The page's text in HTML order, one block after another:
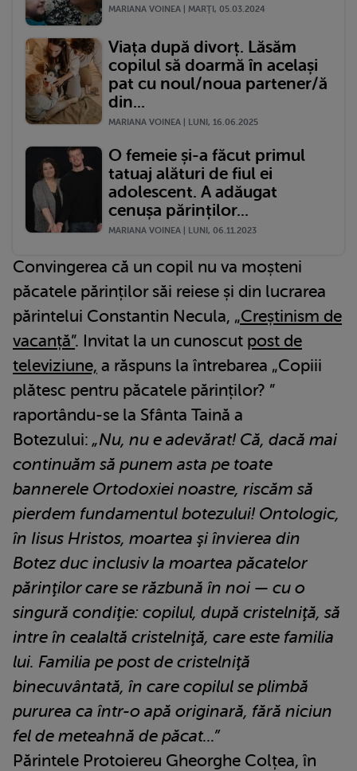
MARIANA VOINEA | MARŢI, 05.03.2024
Viața după divorț. Lăsăm
copilul să doarmă în același
pat cu noul/noua partener/ă
din...
MARIANA VOINEA | LUNI, 16.06.2025
O femeie și-a făcut primul
tatuaj alături de fiul ei
adolescent. A adăugat
cenușa părinților...
MARIANA VOINEA | LUNI, 06.11.2023
Convingerea că un copil nu va moșteni
păcatele părinților săi reiese și din lucrarea
părintelui Constantin Necula, „Creștinism de
vacanță”. Invitat la un cunoscut post de
televiziune, a răspuns la întrebarea „Copiii
plătesc pentru păcatele părinților? ”
raportându-se la Sfânta Taină a
Botezului: „Nu, nu e adevărat! Că, dacă mai
continuăm să punem asta pe toate
bannerele Ortodoxiei noastre, riscăm să
pierdem fundamentul botezului! Ontologic,
în Iisus Hristos, moartea şi învierea din
Botez duc inclusiv la moartea păcatelor
părinţilor care se răzbună în noi — cu o
singură condiţie: copilul, după cristelniţă, să
intre în cealaltă cristelniţă, care este familia
lui. Familia pe post de cristelniţă
binecuvântată, în care copilul se plimbă
pururea ca într-o apă originară, fără niciun
fel de meteahnă de păcat...”
Părintele Protoiereu Gheorghe Colțea, în